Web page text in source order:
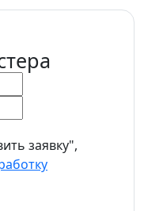
заявку",